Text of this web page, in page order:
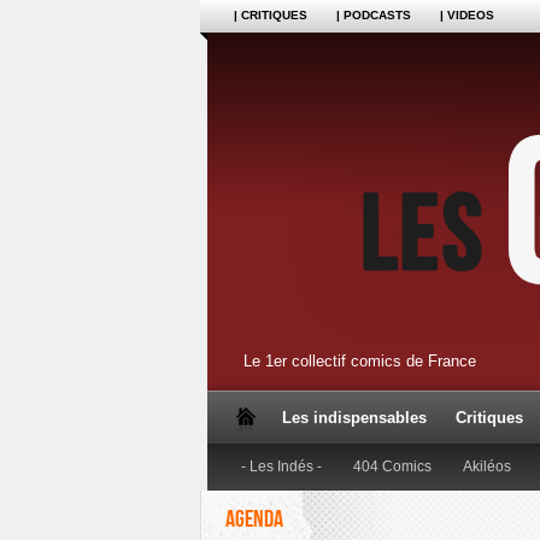
| CRITIQUES | PODCASTS | VIDEOS
Le 1er collectif comics de France
Les indispensables Critiques
- Les Indés - 404 Comics Akiléos
Dupuis Editions Anspach
AGENDA